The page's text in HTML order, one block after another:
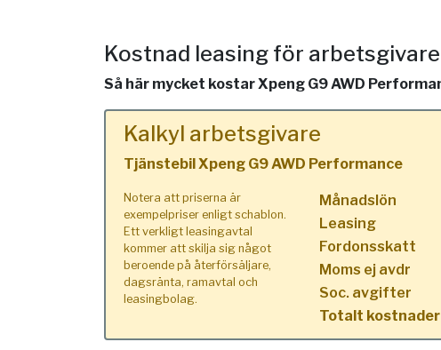
Kostnad leasing för
Så här mycket kostar Xpeng G9 AWD
Kalkyl arbetsgivare
Tjänstebil Xpeng G9 AWD Performance
Notera att priserna är
exempelpriser enligt schablon.
Ett verkligt leasingavtal
kommer att skilja sig något
beroende på återförsäljare,
dagsränta, ramavtal och
leasingbolag.
Månadslön
Leasing
Fordonsskatt
Moms ej avdr
Soc. avgifter
Totalt kostnader